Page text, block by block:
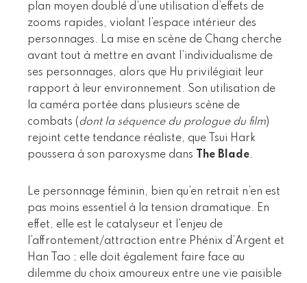
plan moyen doublé d’une utilisation d’effets de
zooms rapides, violant l’espace intérieur des
personnages. La mise en scène de Chang cherche
avant tout à mettre en avant l’individualisme de
ses personnages, alors que Hu privilégiait leur
rapport à leur environnement. Son utilisation de
la caméra portée dans plusieurs scène de
combats (dont la séquence du prologue du film)
rejoint cette tendance réaliste, que Tsui Hark
poussera à son paroxysme dans
The Blade.
Le personnage féminin, bien qu’en retrait n’en est
pas moins essentiel à la tension dramatique. En
effet, elle est le catalyseur et l’enjeu de
l’affrontement/attraction entre Phénix d’Argent et
Han Tao ; elle doit également faire face au
dilemme du choix amoureux entre une vie paisible